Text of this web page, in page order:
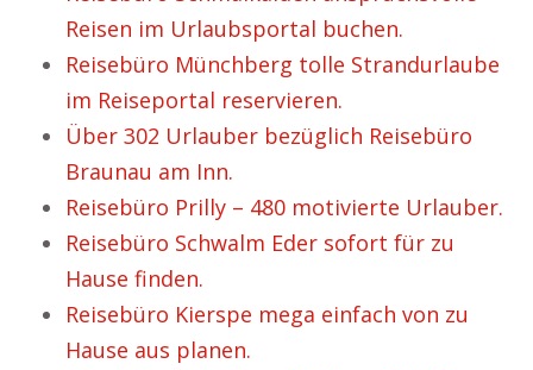
Reisen im Urlaubsportal buchen.
Reisebüro Münchberg tolle Strandurlaube
im Reiseportal reservieren.
Über 302 Urlauber bezüglich Reisebüro
Braunau am Inn.
Reisebüro Prilly – 480 motivierte Urlauber.
Reisebüro Schwalm Eder sofort für zu
Hause finden.
Reisebüro Kierspe mega einfach von zu
Hause aus planen.